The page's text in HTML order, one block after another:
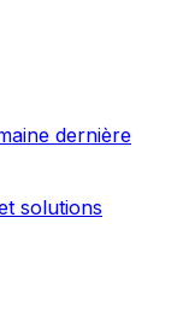
dernière
solutions